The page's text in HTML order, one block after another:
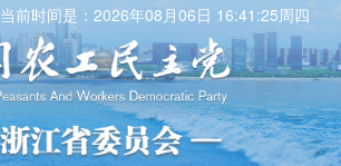
当前时间是：2026年08月06日 16:41:26周四